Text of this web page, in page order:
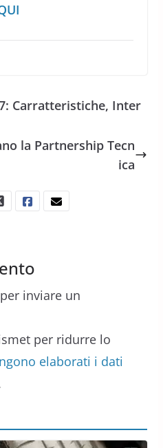
Carratteristiche, Inter
la Partnership Tecn
ica
per inviare un
per ridurre lo
elaborati i dati